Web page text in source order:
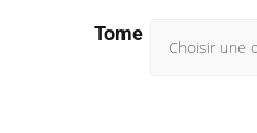
Tome